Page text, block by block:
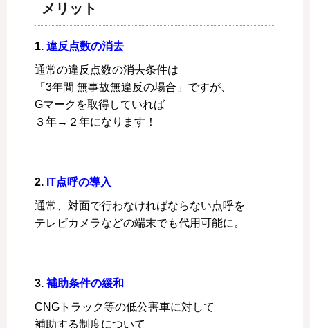
メリット
1. 違反点数の消去
通常の違反点数の消去条件は
「3年間 無事故無違反の場合」ですが、
Gマークを取得していれば
３年→２年になります！
2. IT点呼の導入
通常、対面で行わなければならない点呼を
テレビカメラなどの端末でも代用可能に。
3. 補助条件の緩和
CNGトラック等の低公害車に対して
補助する制度について